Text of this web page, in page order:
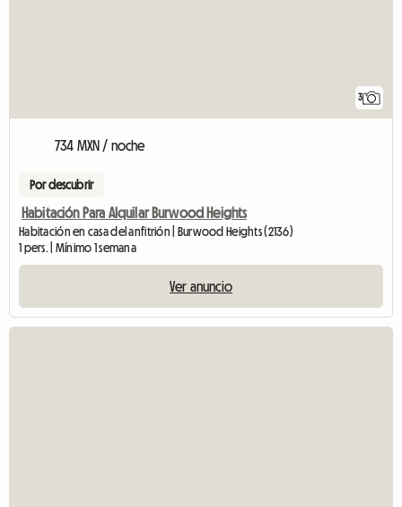
3
734 MXN / noche
Por descubrir
Habitación Para Alquilar Burwood Heights
Habitación en casa del anfitrión | Burwood Heights (2136)
1 pers. | Mínimo 1 semana
Ver anuncio